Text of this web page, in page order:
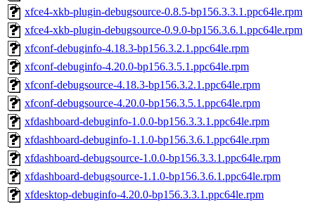
xfce4-xkb-plugin-debugsource-0.8.5-bp156.3.3.1.ppc64le.rpm
xfce4-xkb-plugin-debugsource-0.9.0-bp156.3.6.1.ppc64le.rpm
xfconf-debuginfo-4.18.3-bp156.3.2.1.ppc64le.rpm
xfconf-debuginfo-4.20.0-bp156.3.5.1.ppc64le.rpm
xfconf-debugsource-4.18.3-bp156.3.2.1.ppc64le.rpm
xfconf-debugsource-4.20.0-bp156.3.5.1.ppc64le.rpm
xfdashboard-debuginfo-1.0.0-bp156.3.3.1.ppc64le.rpm
xfdashboard-debuginfo-1.1.0-bp156.3.6.1.ppc64le.rpm
xfdashboard-debugsource-1.0.0-bp156.3.3.1.ppc64le.rpm
xfdashboard-debugsource-1.1.0-bp156.3.6.1.ppc64le.rpm
xfdesktop-debuginfo-4.20.0-bp156.3.3.1.ppc64le.rpm